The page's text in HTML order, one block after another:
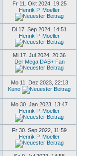
Fr 11. Okt 2024, 19:25
Henrik P. Moeller
Di 17. Sep 2024, 14:51
Henrik P. Moeller
Mi 17. Jul 2024, 20:36
Der Mega DAB+ Fan
Mo 11. Dez 2023, 22:13
Kuno
Mo 30. Jan 2023, 13:47
Henrik P. Moeller
Fr 30. Sep 2022, 11:59
Henrik P. Moeller